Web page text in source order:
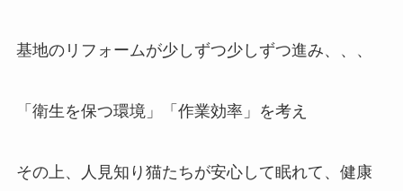
基地のリフォームが少しずつ少しずつ進み、、、
「衛生を保つ環境」「作業効率」を考え
その上、人見知り猫たちが安心して眠れて、健康